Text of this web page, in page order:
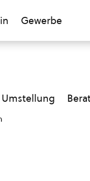
Gewerbe
Umstellung